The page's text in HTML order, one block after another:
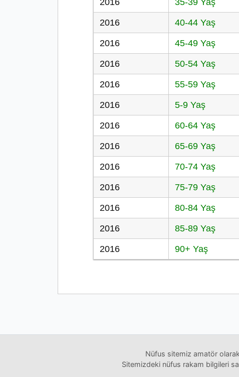
2016 40-44 Yaş
2016 45-49 Yaş
2016 50-54 Yaş
2016 55-59 Yaş
2016 5-9 Yaş
2016 60-64 Yaş
2016 65-69 Yaş
2016 70-74 Yaş
2016 75-79 Yaş
2016 80-84 Yaş
2016 85-89 Yaş
2016 90+ Yaş
Nüfus sitemiz amatör
Sitemizdeki nüfus rakam bilgileri